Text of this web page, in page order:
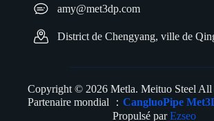
amy@met3dp.com
District de Chengyang, ville de
Copyright © 2026 Metla. Meituo Steel All
Partenaire mondial ： CangluoPipe
Propulsé parEzseo